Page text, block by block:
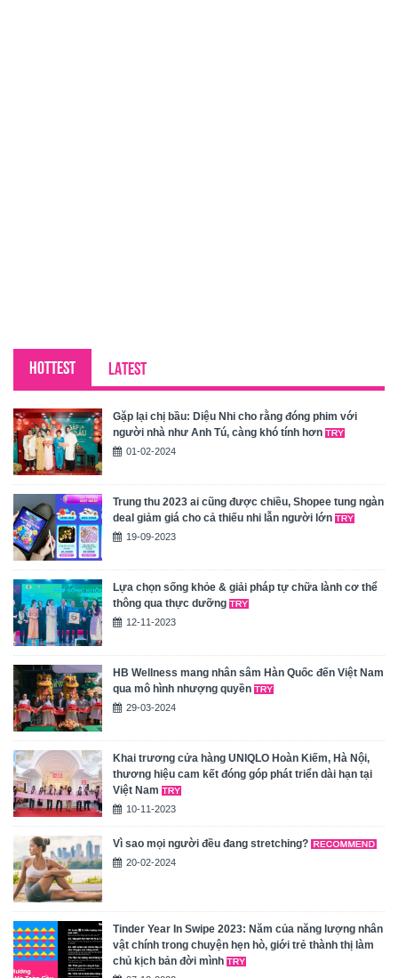
HOTTEST LATEST
Gặp lại chị bầu: Diệu Nhi cho rằng đóng phim với
người nhà như Anh Tú, càng khó tính hơn
01-02-2024
Trung thu 2023 ai cũng được chiều, Shopee tung ngàn
deal giảm giá cho cả thiếu nhi lẫn người lớn
19-09-2023
Lựa chọn sống khỏe & giải pháp tự chữa lành cơ thể
thông qua thực dưỡng
12-11-2023
HB Wellness mang nhân sâm Hàn Quốc đến Việt Nam
qua mô hình nhượng quyền
29-03-2024
Khai trương cửa hàng UNIQLO Hoàn Kiếm, Hà Nội,
thương hiệu cam kết đóng góp phát triển dài hạn tại
Việt Nam
10-11-2023
Vì sao mọi người đều đang stretching?
20-02-2024
Tinder Year In Swipe 2023: Năm của năng lượng nhân
vật chính trong chuyện hẹn hò, giới trẻ thành thị làm
chủ kịch bản đời mình